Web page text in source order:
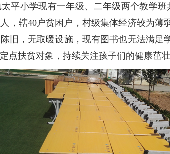
平小学现有一年级、二年级两个教学
，辖40户贫困户，村级集体经济较为薄
旧，无取暖设施，现有图书也无法满足
点扶贫对象，持续关注孩子们的健康茁壮